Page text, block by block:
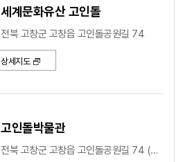
세계문화유산 고인돌
전북 고창군 고창읍 고인돌공원길 74
상세지도
고인돌박물관
전북 고창군 고창읍 고인돌공원길 74 (도산리, 고인돌박물관)